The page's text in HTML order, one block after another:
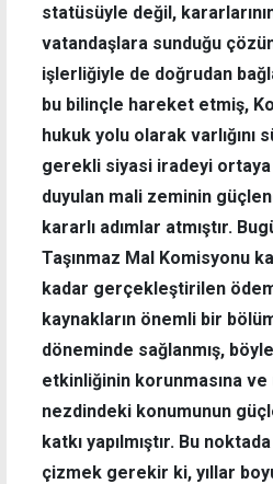
statüsüyle değil,
vatandaşlara sunduğu
işlerliğiyle de doğrudan
bu bilinçle hareket etmiş,
hukuk yolu olarak varlığını
gerekli siyasi iradeyi
duyulan mali zeminin
kararlı adımlar atmıştır.
Taşınmaz Mal Komisyonu
kadar gerçekleştirilen
kaynakların önemli bir
döneminde sağlanmış,
etkinliğinin korunmasına
nezdindeki konumunun
katkı yapılmıştır. Bu
çizmek gerekir ki, yıllar